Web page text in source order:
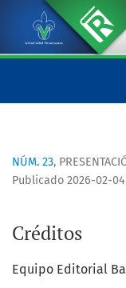
Créditos
NÚM. 23,
Créditos
Publicado 2026-02-04
Equipo Editorial